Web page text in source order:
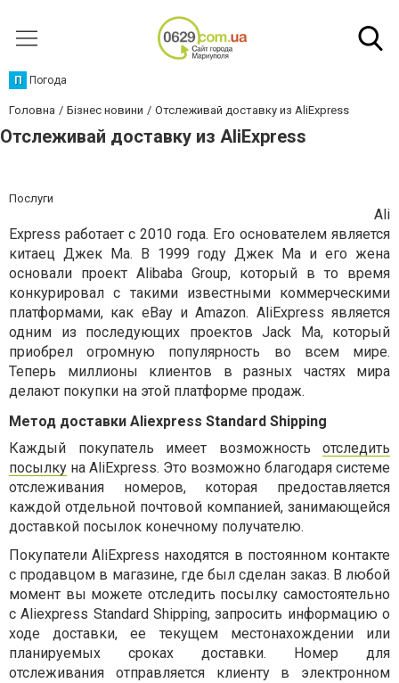
П Погода
Головна Бізнес новини Отслеживай доставку из AliExpress
Отслеживай доставку из AliExpress
Послуги
Ali
Express работает с 2010 года. Его основателем является
китаец Джек Ма. В 1999 году Джек Ма и его жена
основали проект Alibaba Group, который в то время
конкурировал с такими известными коммерческими
платформами, как eBay и Amazon. AliExpress является
одним из последующих проектов Jack Ma, который
приобрел огромную популярность во всем мире.
Теперь миллионы клиентов в разных частях мира
делают покупки на этой платформе продаж.
Метод доставки Aliexpress Standard Shipping
Каждый покупатель имеет возможность отследить
посылку на AliExpress. Это возможно благодаря системе
отслеживания номеров, которая предоставляется
каждой отдельной почтовой компанией, занимающейся
доставкой посылок конечному получателю.
Покупатели AliExpress находятся в постоянном контакте
с продавцом в магазине, где был сделан заказ. В любой
момент вы можете отследить посылку самостоятельно
с Aliexpress Standard Shipping, запросить информацию о
ходе доставки, ее текущем местонахождении или
планируемых сроках доставки. Номер для
отслеживания отправляется клиенту в электронном